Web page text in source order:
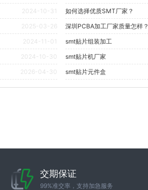
2024-10-31 如何选择优质SMT厂家？
2025-03-26 深圳PCBA加工厂家质量怎样？
2024-11-01 smt贴片组装加工
2024-10-30 smt贴片机厂家
2026-04-30 smt贴片元件盒
交期保证
99%准交率，支持加急服务